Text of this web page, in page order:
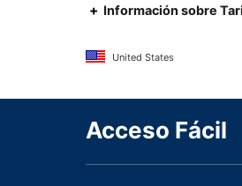
Información sobre
United States
Acceso Fácil